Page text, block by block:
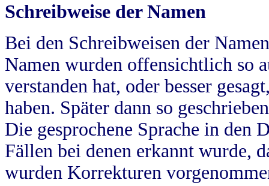
Schreibweise der Namen
Bei den Schreibweisen der
Namen wurden offensichtlich so
verstanden hat, oder besser
haben. Später dann so
Die gesprochene Sprache in
Fällen bei denen erkannt wurde,
wurden Korrekturen